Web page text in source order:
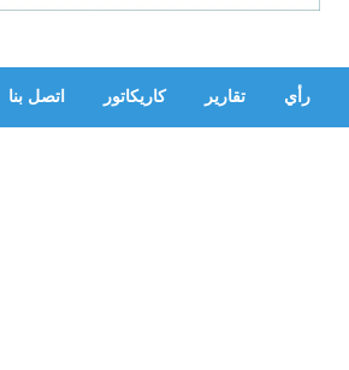
رأي تقارير كاريكاتور اتصل بنا